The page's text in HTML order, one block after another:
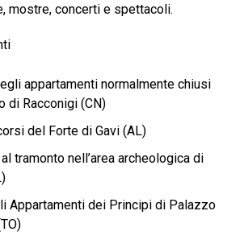
mostre, concerti e spettacoli.
appartamenti normalmente chiusi
di Racconigi (CN)
del Forte di Gavi (AL)
tramonto nell’area archeologica di
Appartamenti dei Principi di Palazzo